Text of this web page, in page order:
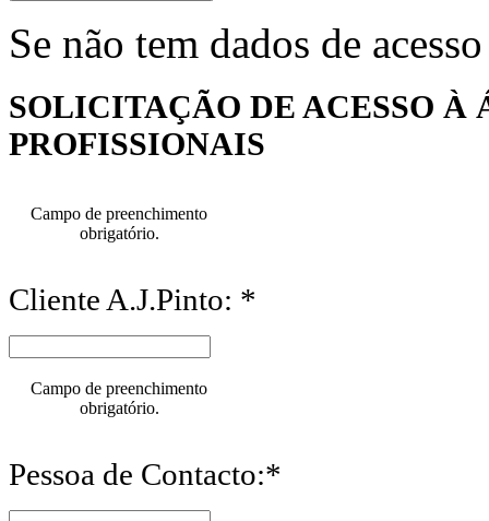
Se não tem dados de
SOLICITAÇÃO DE ACESSO À
PROFISSIONAIS
Campo de preenchimento
obrigatório.
Cliente A.J.Pinto: *
Campo de preenchimento
obrigatório.
Pessoa de Contacto:*